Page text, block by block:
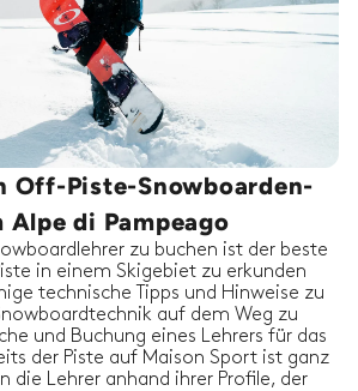
Off-Piste-Snowboarden-
di Pampeago
zu buchen ist der beste
in einem Skigebiet zu erkunden
technische Tipps und Hinweise zu
auf dem Weg zu
und Buchung eines Lehrers für das
der Piste auf Maison Sport ist ganz
die Lehrer anhand ihrer Profile, der